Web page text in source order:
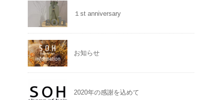
１st anniversary
お知らせ
2020年の感謝を込めて